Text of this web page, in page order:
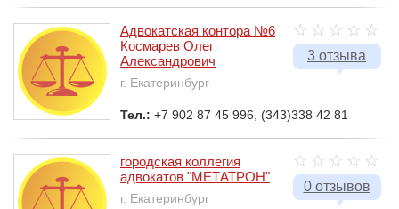
3 отзыва
Адвокатская контора №6
Космарев Олег
Александрович
г. Екатеринбург
Тел.: +7 902 87 45 996, (343)338 42 81
0 отзывов
городская коллегия
адвокатов "МЕТАТРОН"
г. Екатеринбург